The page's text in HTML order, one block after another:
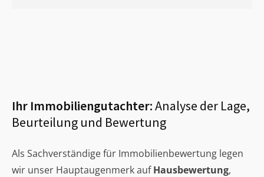
Ihr Immobiliengutachter:Analyse der Lage,
Beurteilung und Bewertung
Als Sachverständige für Immobilienbewertung legen
wir unser Hauptaugenmerk aufHausbewertung,